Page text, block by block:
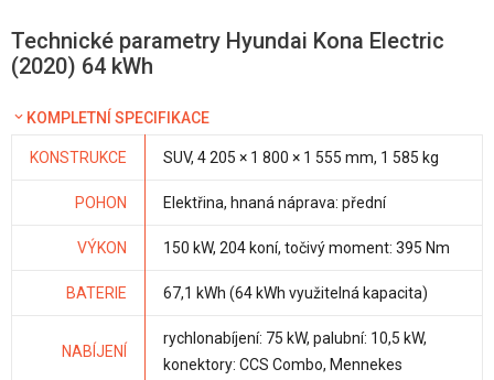
Technické parametry Hyundai Kona Electric
(2020) 64 kWh
KOMPLETNÍ SPECIFIKACE
KONSTRUKCE SUV, 4 205 × 1 800 × 1 555 mm, 1 585 kg
POHON Elektřina, hnaná náprava: přední
VÝKON 150 kW, 204 koní, točivý moment: 395 Nm
BATERIE 67,1 kWh (64 kWh využitelná kapacita)
NABÍJENÍ
rychlonabíjení: 75 kW, palubní: 10,5 kW,
konektory: CCS Combo, Mennekes